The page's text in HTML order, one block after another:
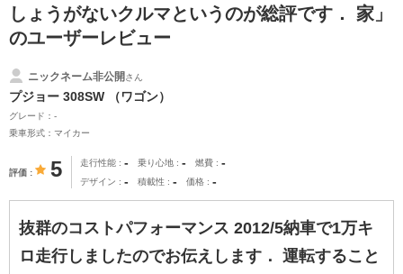
しょうがないクルマというのが総評です． 家」
のユーザーレビュー
ニックネーム非公開さん
プジョー 308SW （ワゴン）
グレード：-
乗車形式：マイカー
評価 5 走行性能 - 乗り心地 - 燃費 -
デザイン - 積載性 - 価格 -
抜群のコストパフォーマンス 2012/5納車で1万キ
ロ走行しましたのでお伝えします． 運転すること